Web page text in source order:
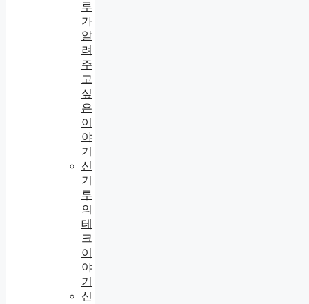
루
가
알
려
주
고
싶
은
이
야
기
신
기
루
의
테
크
이
야
기
신